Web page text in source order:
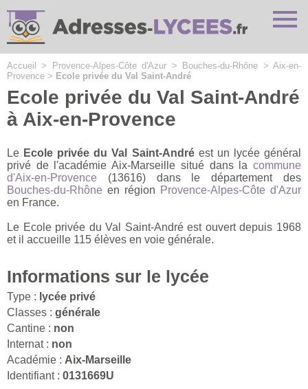
Accueil > Provence-Alpes-Côte d'Azur > Bouches-du-Rhône >Aix-en-
Provence > Ecole privée du Val Saint-André
Ecole privée du Val Saint-André
à Aix-en-Provence
Le Ecole privée du Val Saint-Andréest un lycée général
privé de l'académie Aix-Marseille situé dans la commune
d'Aix-en-Provence (13616) dans le département des
Bouches-du-Rhône en région Provence-Alpes-Côte d'Azur
en France.
Le Ecole privée du Val Saint-André est ouvert depuis 1968
et il accueille 115 élèves en voie générale.
Informations sur le lycée
Type : lycée privé
Classes : générale
Cantine : non
Internat : non
Académie : Aix-Marseille
Identifiant : 0131669U